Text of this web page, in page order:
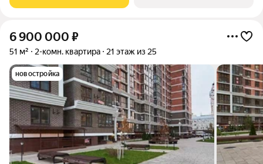
6 900 000 ₽
51 м² 2-комн. квартира 21 этаж из 25
новостройка